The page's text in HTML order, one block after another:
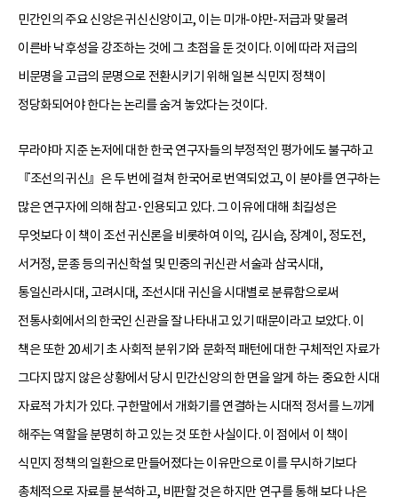
민간인의 주요 신앙은 귀신신앙이고, 이는 미개-야만-저급과 맞물려
이른바 낙후성을 강조하는 것에 그 초점을 둔 것이다. 이에 따라 저급의
비문명을 고급의 문명으로 전환시키기 위해 일본 식민지 정책이
정당화되어야 한다는 논리를 숨겨 놓았다는 것이다.
무라야마 지준 논저에 대한 한국 연구자들의 부정적인 평가에도 불구하고
『조선의 귀신』은 두 번에 걸쳐 한국어로 번역되었고, 이 분야를 연구하는
많은 연구자에 의해 참고･인용되고 있다. 그 이유에 대해 최길성은
무엇보다 이 책이 조선 귀신론을 비롯하여 이익, 김시습, 장계이, 정도전,
서거정, 문종 등의 귀신학설 및 민중의 귀신관 서술과 삼국시대,
통일신라시대, 고려시대, 조선시대 귀신을 시대별로 분류함으로써
전통사회에서의 한국인 신관을 잘 나타내고 있기 때문이라고 보았다. 이
책은 또한 20세기 초 사회적 분위기와 문화적 패턴에 대한 구체적인 자료가
그다지 많지 않은 상황에서 당시 민간신앙의 한 면을 알게 하는 중요한 시대
자료적 가치가 있다. 구한말에서 개화기를 연결하는 시대적 정서를 느끼게
해주는 역할을 분명히 하고 있는 것 또한 사실이다. 이 점에서 이 책이
식민지 정책의 일환으로 만들어졌다는 이유만으로 이를 무시하기보다
총체적으로 자료를 분석하고, 비판할 것은 하지만 연구를 통해 보다 나은